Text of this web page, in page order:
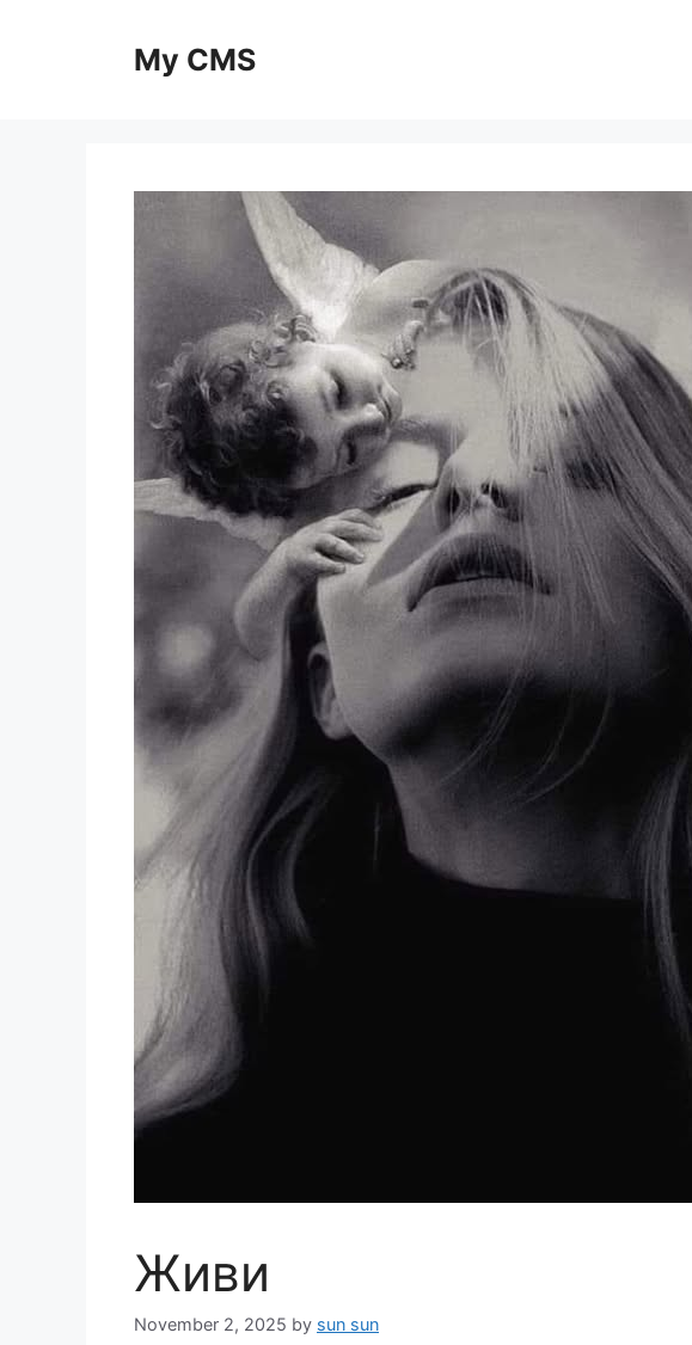
My CMS
Живи
November 2, 2025 by sun sun